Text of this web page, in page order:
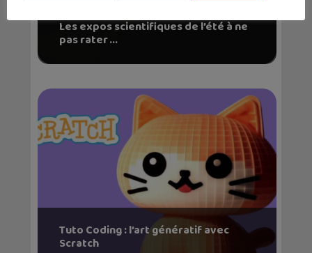
Les expos scientifiques de l’été à ne
pas rater ...
Tuto Coding : l’art génératif avec
Scratch